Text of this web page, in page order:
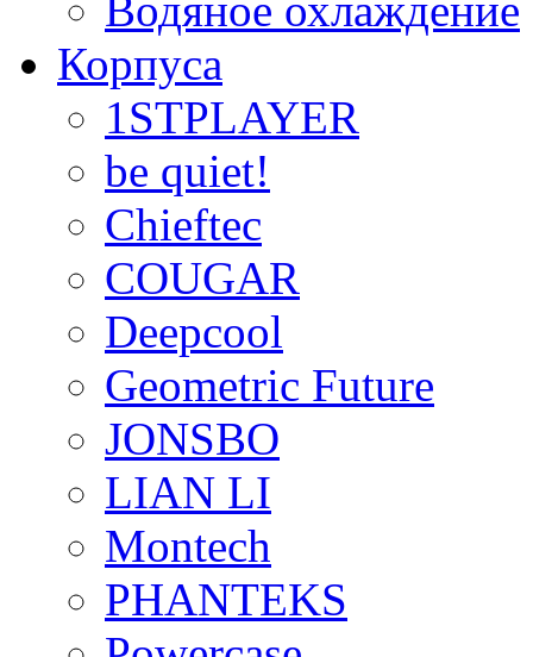
Водяное охлаждение
Корпуса
1STPLAYER
be quiet!
Chieftec
COUGAR
Deepcool
Geometric Future
JONSBO
LIAN LI
Montech
PHANTEKS